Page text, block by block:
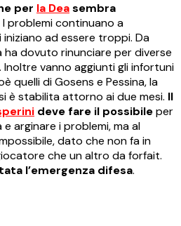
per la Deasembra
I problemi continuano a
ad essere troppi. Da
ha dovuto rinunciare per diverse
vanno aggiunti gli infortuni
quelli di Gosens e Pessina, la
è stabilita attorno ai due mesi. Il
deve fare il possibileper
arginare i problemi, ma al
dato che non fa in
che un altro da forfait.
l’emergenza difesa.